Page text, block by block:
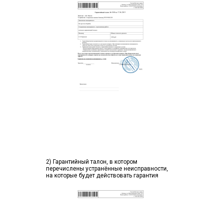
2) Гарантийный талон, в котором
перечислены устранённые неисправности,
на которые будет действовать гарантия